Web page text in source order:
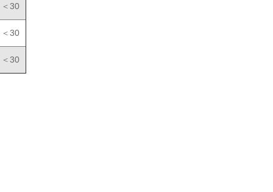
＜30
＜30
＜30